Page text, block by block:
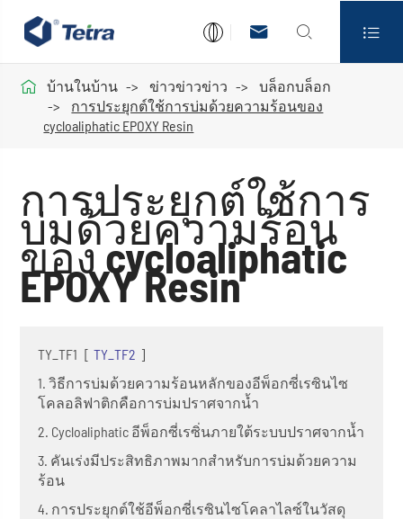
  
 บ้านในบ้าน ข่าวข่าวข่าว
บล็อกบล็อก
การประยุกต์ใช้การบ่มด้วยความร้อนของ
cycloaliphatic EPOXY Resin
การประยุกต์ใช้การ
บ่มด้วยความร้อน
ของ cycloaliphatic
EPOXY Resin
TY_TF1 [ TY_TF2 ]
1. วิธีการบ่มด้วยความร้อนหลักของอีพ็อกซี่เรซินไซ
โคลอลิฟาติกคือการบ่มปราศจากน้ำ
2. Cycloaliphatic อีพ็อกซี่เรซิ่นภายใต้ระบบปราศจากน้ำ
3. คันเร่งมีประสิทธิภาพมากสำหรับการบ่มด้วยความ
ร้อน
4. การประยุกต์ใช้อีพ็อกซี่เรซินไซโคลาไลซ์ในวัสดุ